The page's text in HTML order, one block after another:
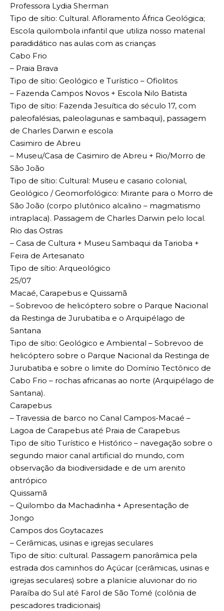
Professora Lydia Sherman
Tipo de sítio: Cultural. Afloramento África Geológica;
Escola quilombola infantil que utiliza nosso material
paradidático nas aulas com as crianças
Cabo Frio
– Praia Brava
Tipo de sítio: Geológico e Turístico – Ofiolitos
– Fazenda Campos Novos + Escola Nilo Batista
Tipo de sítio: Fazenda Jesuítica do século 17, com
paleofalésias, paleolagunas e sambaqui), passagem
de Charles Darwin e escola
Casimiro de Abreu
– Museu/Casa de Casimiro de Abreu + Rio/Morro de
São João
Tipo de sítio: Cultural: Museu e casario colonial,
Geológico / Geomorfológico: Mirante para o Morro de
São João (corpo plutônico alcalino – magmatismo
intraplaca). Passagem de Charles Darwin pelo local.
Rio das Ostras
– Casa de Cultura + Museu Sambaqui da Tarioba +
Feira de Artesanato
Tipo de sítio: Arqueológico
25/07
Macaé, Carapebus e Quissamã
– Sobrevoo de helicóptero sobre o Parque Nacional
da Restinga de Jurubatiba e o Arquipélago de
Santana
Tipo de sítio: Geológico e Ambiental – Sobrevoo de
helicóptero sobre o Parque Nacional da Restinga de
Jurubatiba e sobre o limite do Domínio Tectônico de
Cabo Frio – rochas africanas ao norte (Arquipélago de
Santana).
Carapebus
– Travessia de barco no Canal Campos-Macaé –
Lagoa de Carapebus até Praia de Carapebus
Tipo de sítio Turístico e Histórico – navegação sobre o
segundo maior canal artificial do mundo, com
observação da biodiversidade e de um arenito
antrópico
Quissamã
– Quilombo da Machadinha + Apresentação de
Jongo
Campos dos Goytacazes
– Cerâmicas, usinas e igrejas seculares
Tipo de sítio: cultural. Passagem panorâmica pela
estrada dos caminhos do Açúcar (cerâmicas, usinas e
igrejas seculares) sobre a planície aluvionar do rio
Paraíba do Sul até Farol de São Tomé (colônia de
pescadores tradicionais)